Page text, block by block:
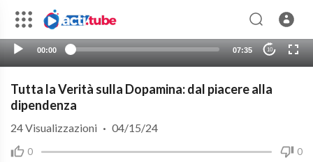
00:00 07:35 10
Tutta la Verità sulla Dopamina: dal piacere alla
dipendenza
0 0
24Visualizzazioni · 04/15/24